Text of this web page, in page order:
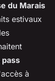
du Marais
estivaux
pass
à